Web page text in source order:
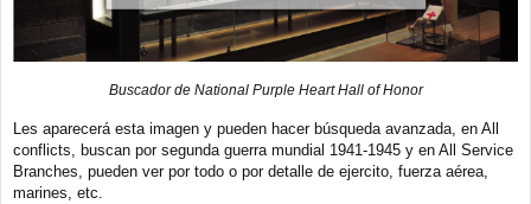
Buscador de National Purple Heart Hall of Honor
Les aparecerá esta imagen y pueden hacer búsqueda avanzada, en All
conflicts, buscan por segunda guerra mundial 1941-1945 y en All Service
Branches, pueden ver por todo o por detalle de ejercito, fuerza aérea,
marines, etc.